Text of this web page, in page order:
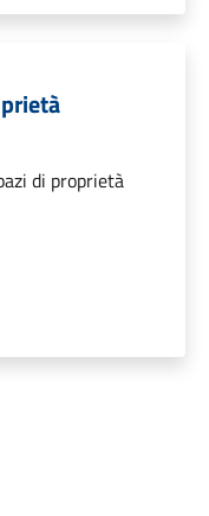
di proprietà